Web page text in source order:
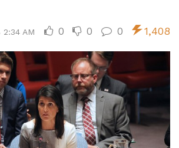
2:34 AM 0 0 0 1,408